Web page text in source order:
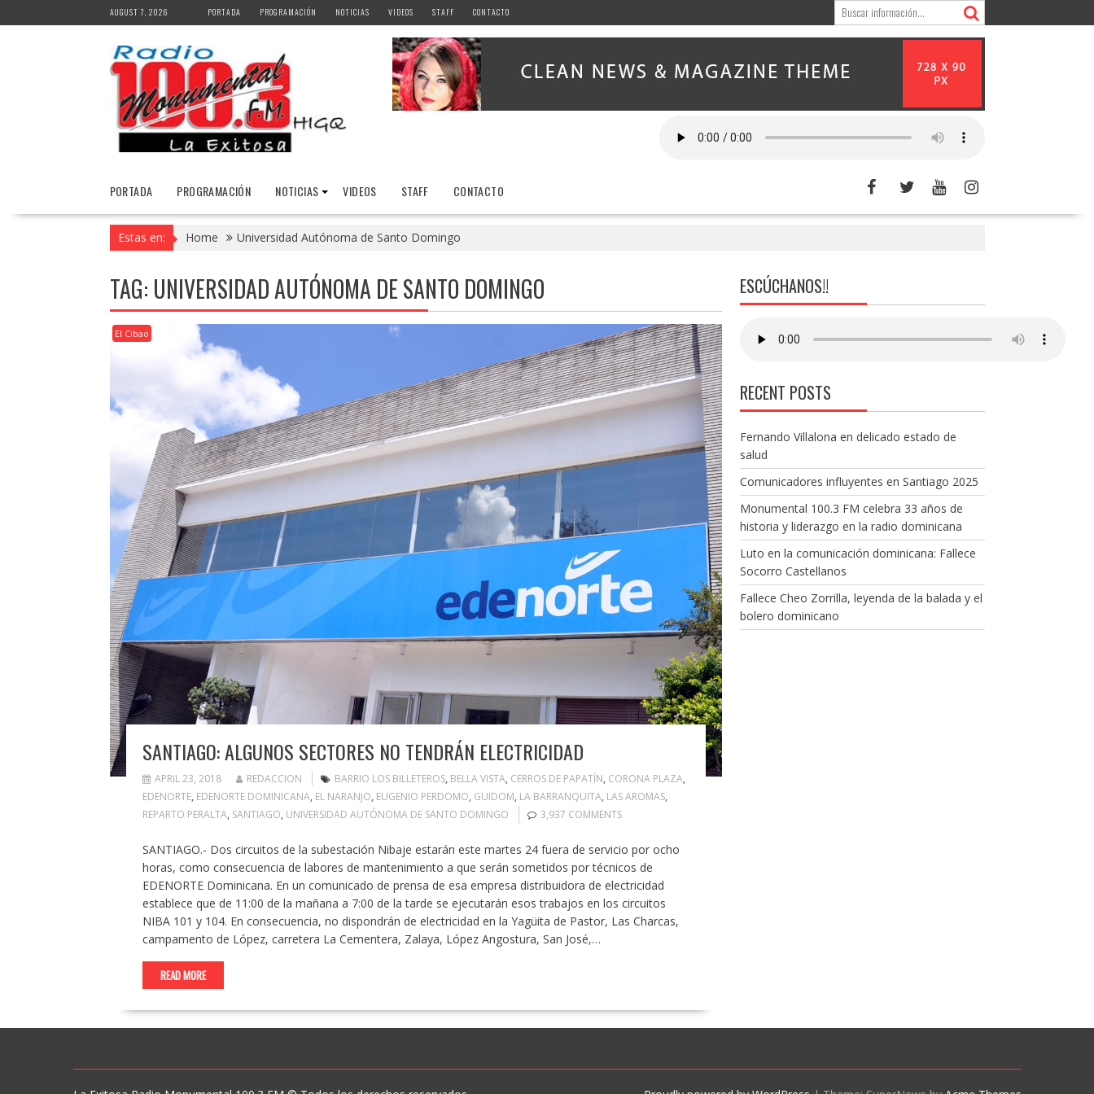
to
AUGUST 7, 2026 PORTADA PROGRAMACIÓN NOTICIAS VIDEOS STAFF CONTACTO
PORTADA PROGRAMACIÓN NOTICIAS VIDEOS STAFF CONTACTO
Estas en: Home Universidad Autónoma de Santo Domingo
TAG: UNIVERSIDAD AUTÓNOMA DE SANTO DOMINGO
El Cibao
SANTIAGO: ALGUNOS SECTORES NO TENDRÁN ELECTRICIDAD
APRIL 23, 2018 REDACCION BARRIO LOS BILLETEROS, BELLA VISTA, CERROS DE PAPATÍN, CORONA PLAZA,
EDENORTE, EDENORTE DOMINICANA, EL NARANJO, EUGENIO PERDOMO, GUIDOM, LA BARRANQUITA, LAS AROMAS,
REPARTO PERALTA, SANTIAGO, UNIVERSIDAD AUTÓNOMA DE SANTO DOMINGO 3,937 COMMENTS
SANTIAGO.- Dos circuitos de la subestación Nibaje estarán este martes 24 fuera de servicio por ocho
horas, como consecuencia de labores de mantenimiento a que serán sometidos por técnicos de
EDENORTE Dominicana. En un comunicado de prensa de esa empresa distribuidora de electricidad
establece que de 11:00 de la mañana a 7:00 de la tarde se ejecutarán esos trabajos en los circuitos
NIBA 101 y 104. En consecuencia, no dispondrán de electricidad en la Yagüita de Pastor, Las Charcas,
campamento de López, carretera La Cementera, Zalaya, López Angostura, San José,…
READ MORE
ESCÚCHANOS!!
RECENT POSTS
Fernando Villalona en delicado estado de
salud
Comunicadores influyentes en Santiago 2025
Monumental 100.3 FM celebra 33 años de
historia y liderazgo en la radio dominicana
Luto en la comunicación dominicana: Fallece
Socorro Castellanos
Fallece Cheo Zorrilla, leyenda de la balada y el
bolero dominicano